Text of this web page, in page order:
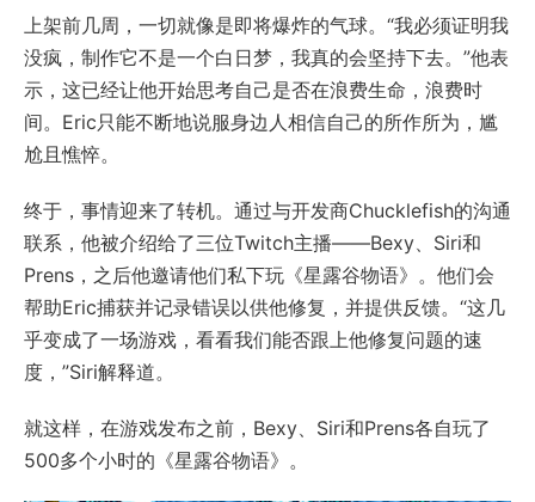
上架前几周，一切就像是即将爆炸的气球。“我必须证明我
没疯，制作它不是一个白日梦，我真的会坚持下去。”他表
示，这已经让他开始思考自己是否在浪费生命，浪费时
间。Eric只能不断地说服身边人相信自己的所作所为，尴
尬且憔悴。
终于，事情迎来了转机。通过与开发商Chucklefish的沟通
联系，他被介绍给了三位Twitch主播——Bexy、Siri和
Prens，之后他邀请他们私下玩《星露谷物语》。他们会
帮助Eric捕获并记录错误以供他修复，并提供反馈。“这几
乎变成了一场游戏，看看我们能否跟上他修复问题的速
度，”Siri解释道。
就这样，在游戏发布之前，Bexy、Siri和Prens各自玩了
500多个小时的《星露谷物语》。